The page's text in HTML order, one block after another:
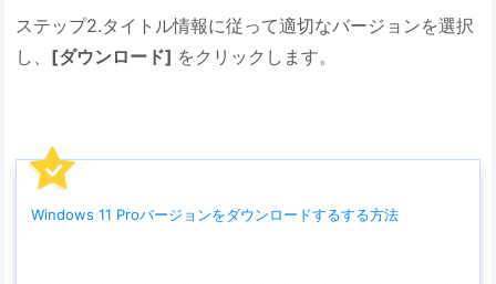
ステップ2.タイトル情報に従って適切なバージョンを選択
し、 [ダウンロード] をクリックします。
Windows 11 Proバージョンをダウンロードするする方法